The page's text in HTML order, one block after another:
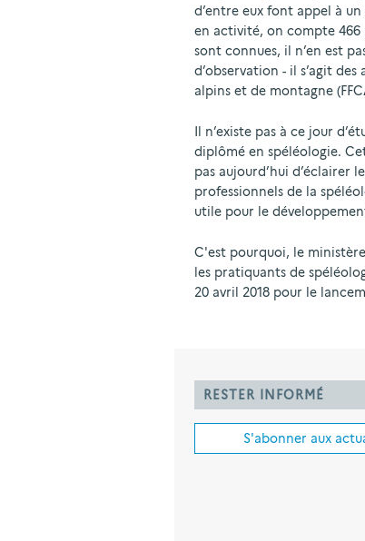
d’entre eux font appel à
en activité, on compte 466
sont connues, il n’en est
d’observation - il s’agit
alpins et de montagne
Il n’existe pas à ce jour
diplômé en spéléologie.
pas aujourd’hui d’éclairer
professionnels de la
utile pour le
C'est pourquoi, le
les pratiquants de
20 avril 2018 pour le
RESTER INFORMÉ
S'abonner aux